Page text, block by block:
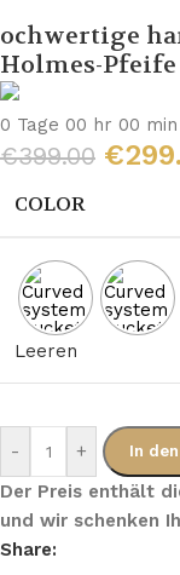
ochwertige
Holmes-
0 Tage 00 hr 00 min
€399.00 €
COLOR
Leeren
- + In
Der Preis enthält
und wir schenken
Share: